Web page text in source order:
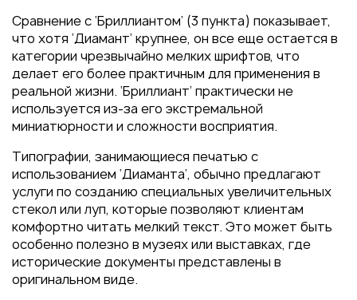
Сравнение с ‘Бриллиантом’ (3 пункта) показывает,
что хотя ‘Диамант’ крупнее, он все еще остается в
категории чрезвычайно мелких шрифтов, что
делает его более практичным для применения в
реальной жизни. ‘Бриллиант’ практически не
используется из-за его экстремальной
миниатюрности и сложности восприятия.
Типографии, занимающиеся печатью с
использованием ‘Диаманта’, обычно предлагают
услуги по созданию специальных увеличительных
стекол или луп, которые позволяют клиентам
комфортно читать мелкий текст. Это может быть
особенно полезно в музеях или выставках, где
исторические документы представлены в
оригинальном виде.